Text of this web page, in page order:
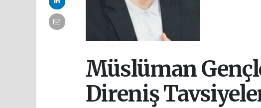
Müslüman
Direniş